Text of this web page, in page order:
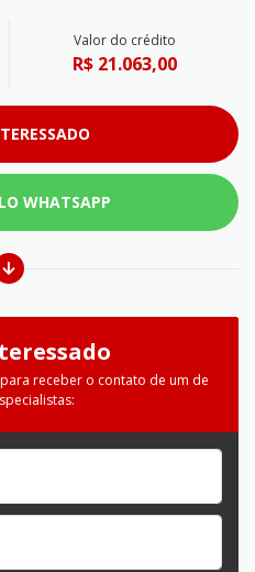
Valor do crédito
R$ 21.063,00
WHATSAPP
receber o contato de um de